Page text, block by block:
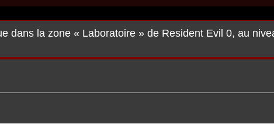
dans la zone « Laboratoire » de Resident Evil 0, au